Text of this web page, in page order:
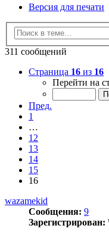
Версия для печати
311 сообщений
Страница 16 из 16
Перейти на
Пред.
1
…
12
13
14
15
16
wazamekid
Сообщения: 9
Зарегистрирован: